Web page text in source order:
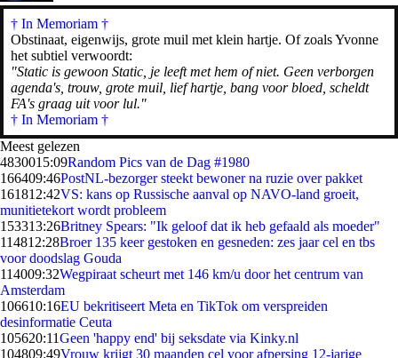
† In Memoriam †
Obstinaat, eigenwijs, grote muil met klein hartje. Of zoals Yvonne
het subtiel verwoordt:
"Static is gewoon Static, je leeft met hem of niet. Geen verborgen
agenda's, trouw, grote muil, lief hartje, bang voor bloed, scheldt
FA's graag uit voor lul."
† In Memoriam †
Meest gelezen
4830015:09Random Pics van de Dag #1980
166409:46PostNL-bezorger steekt bewoner na ruzie over pakket
161812:42VS: kans op Russische aanval op NAVO-land groeit,
munitietekort wordt probleem
153313:26Britney Spears: "Ik geloof dat ik heb gefaald als moeder"
114812:28Broer 135 keer gestoken en gesneden: zes jaar cel en tbs
voor doodslag Gouda
114009:32Wegpiraat scheurt met 146 km/u door het centrum van
Amsterdam
106610:16EU bekritiseert Meta en TikTok om verspreiden
desinformatie Ceuta
105620:11Geen 'happy end' bij seksdate via Kinky.nl
104809:49Vrouw krijgt 30 maanden cel voor afpersing 12-jarige